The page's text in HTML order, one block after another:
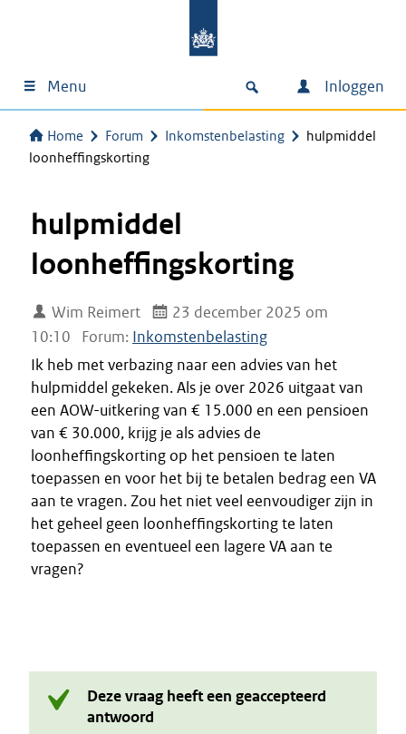
Menu Inloggen
Home Forum Inkomstenbelasting
hulpmiddel
loonheffingskorting
hulpmiddel
loonheffingskorting
Wim Reimert
23 december 2025 om
10:10
Forum: Inkomstenbelasting
Ik heb met verbazing naar een advies van het
hulpmiddel gekeken. Als je over 2026 uitgaat van
een AOW-uitkering van € 15.000 en een pensioen
van € 30.000, krijg je als advies de
loonheffingskorting op het pensioen te laten
toepassen en voor het bij te betalen bedrag een VA
aan te vragen. Zou het niet veel eenvoudiger zijn in
het geheel geen loonheffingskorting te laten
toepassen en eventueel een lagere VA aan te
vragen?
Deze vraag heeft een geaccepteerd
antwoord